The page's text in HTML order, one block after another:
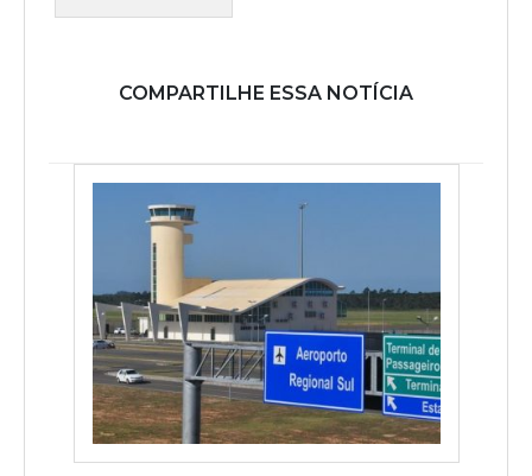
COMPARTILHE ESSA NOTÍCIA